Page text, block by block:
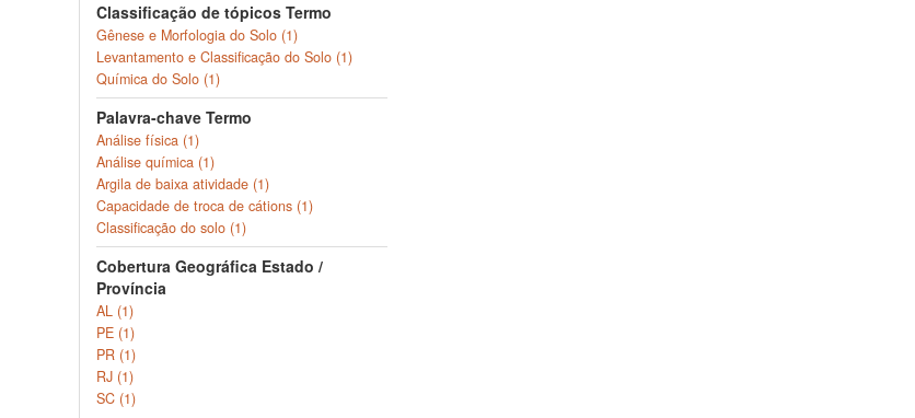
Classificação de tópicos Termo
Gênese e Morfologia do Solo (1)
Levantamento e Classificação do Solo (1)
Química do Solo (1)
Palavra-chave Termo
Análise física (1)
Análise química (1)
Argila de baixa atividade (1)
Capacidade de troca de cátions (1)
Classificação do solo (1)
Cobertura Geográfica Estado /
Província
AL (1)
PE (1)
PR (1)
RJ (1)
SC (1)